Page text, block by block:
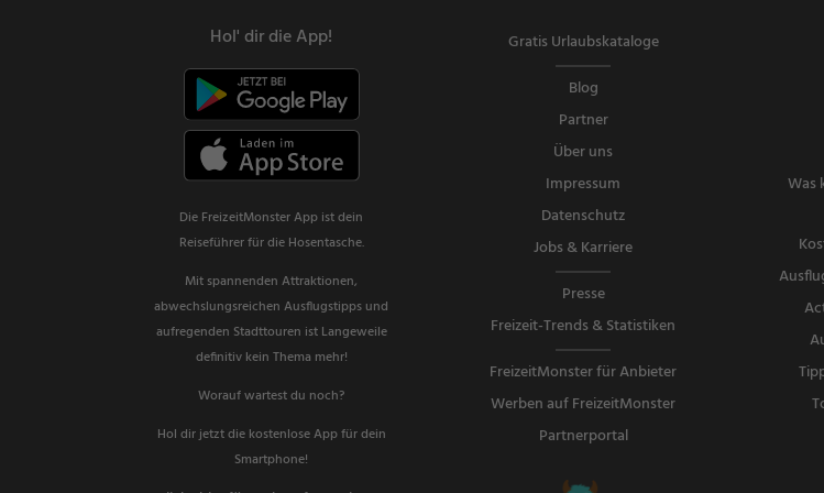
Hol' dir die App!
Die FreizeitMonster App ist dein
Reiseführer für die Hosentasche.
Mit spannenden Attraktionen,
abwechslungsreichen Ausflugstipps und
aufregenden Stadttouren ist Langeweile
definitiv kein Thema mehr!
Worauf wartest du noch?
Hol dir jetzt die kostenlose App für dein
Smartphone!
Gratis Urlaubskataloge
Blog
Partner
Über uns
Impressum
Datenschutz
Jobs & Karriere
Presse
Freizeit-Trends & Statistiken
FreizeitMonster für Anbieter
Werben auf FreizeitMonster
Partnerportal
Was